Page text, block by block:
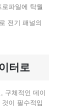
파일에 탁월
전기 패널의
터로
구체적인 데이
이 필수적입